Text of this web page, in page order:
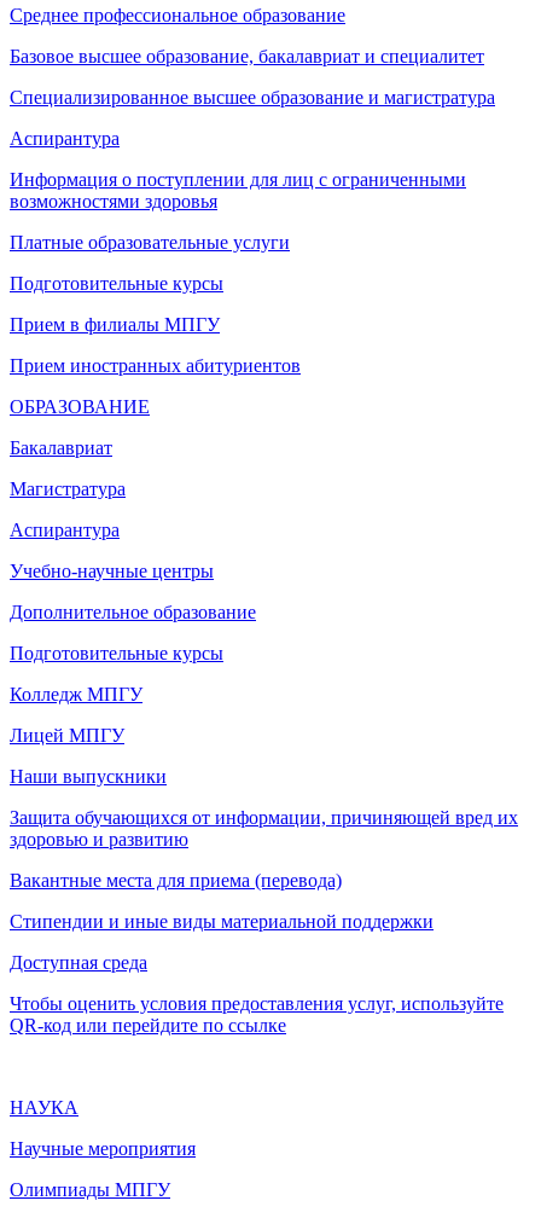
Среднее профессиональное образование
Базовое высшее образование, бакалавриат и специалитет
Специализированное высшее образование и магистратура
Аспирантура
Информация о поступлении для лиц с ограниченными
возможностями здоровья
Платные образовательные услуги
Подготовительные курсы
Прием в филиалы МПГУ
Прием иностранных абитуриентов
ОБРАЗОВАНИЕ
Бакалавриат
Магистратура
Аспирантура
Учебно-научные центры
Дополнительное образование
Подготовительные курсы
Колледж МПГУ
Лицей МПГУ
Наши выпускники
Защита обучающихся от информации, причиняющей вред их
здоровью и развитию
Вакантные места для приема (перевода)
Стипендии и иные виды материальной поддержки
Доступная среда
Чтобы оценить условия предоставления услуг, используйте
QR-код или перейдите по ссылке
НАУКА
Научные мероприятия
Олимпиады МПГУ